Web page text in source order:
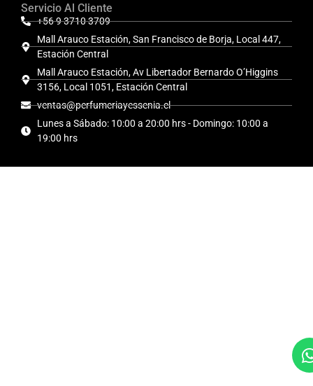
Servicio Al Cliente
+56 9 3710 3709
Mall Arauco Estación, San Francisco de Borja, Local 447,
Estación Central
Mall Arauco Estación, Av Libertador Bernardo O’Higgins
3156, Local 1051, Estación Central
ventas@perfumeriayessenia.cl
Lunes a Sábado: 10:00 a 20:00 hrs - Domingo: 10:00 a
19:00 hrs